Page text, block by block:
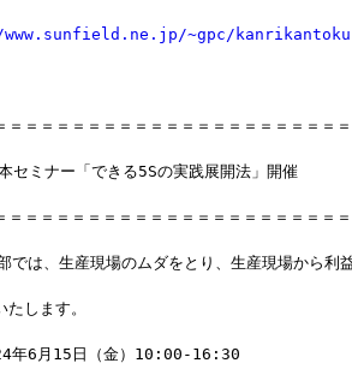
~gpc/
＝＝＝＝＝＝＝＝＝＝＝＝＝＝＝＝＝＝＝＝＝
セミナー「できる5Sの実践展開法」開催
＝＝＝＝＝＝＝＝＝＝＝＝＝＝＝＝＝＝＝＝＝
では、生産現場のムダをとり、生産現場から利
します。
24年6月15日（金）10:00-16:30